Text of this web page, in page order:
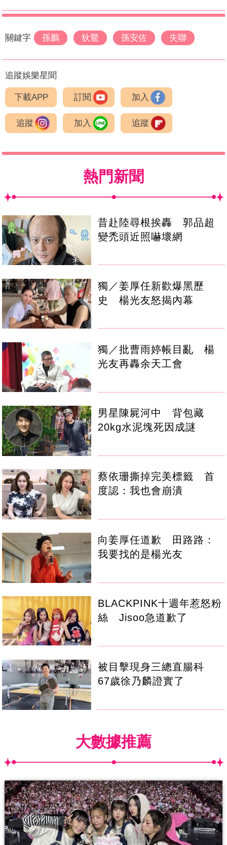
關鍵字 孫鵬 狄鶯 孫安佐 失聯
追蹤娛樂星聞
下載APP 訂閱 加入
追蹤 加入 追蹤
熱門新聞
昔赴陸尋根挨轟 郭品超
變禿頭近照嚇壞網
獨／姜厚任新歡爆黑歷
史 楊光友怒揭內幕
獨／批曹雨婷帳目亂 楊
光友再轟余天工會
男星陳屍河中 背包藏
20kg水泥塊死因成謎
蔡依珊撕掉完美標籤 首
度認：我也會崩潰
向姜厚任道歉 田路路：
我要找的是楊光友
BLACKPINK十週年惹怒粉
絲 Jisoo急道歉了
被目擊現身三總直腸科
67歲徐乃麟證實了
大數據推薦